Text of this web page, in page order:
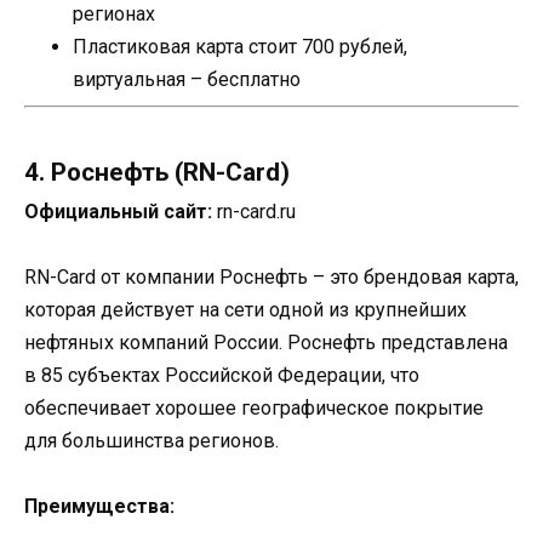
регионах
Пластиковая карта стоит 700 рублей,
виртуальная – бесплатно
4. Роснефть (RN-Card)
Официальный сайт: rn-card.ru
RN-Card от компании Роснефть – это брендовая карта,
которая действует на сети одной из крупнейших
нефтяных компаний России. Роснефть представлена
в 85 субъектах Российской Федерации, что
обеспечивает хорошее географическое покрытие
для большинства регионов.
Преимущества: